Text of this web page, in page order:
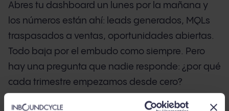
Abres tu dashboard un lunes por la mañana y
los números están ahí: leads generados, MQLs
traspasados a ventas, oportunidades abiertas.
Todo baja por el embudo como siempre. Pero
hay una pregunta que nadie responde: ¿por qué
cada trimestre empezamos desde cero?
No estás solo. Un estudio de Nielsen(2021,